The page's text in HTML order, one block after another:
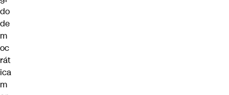
do
de
m
oc
rát
ica
m